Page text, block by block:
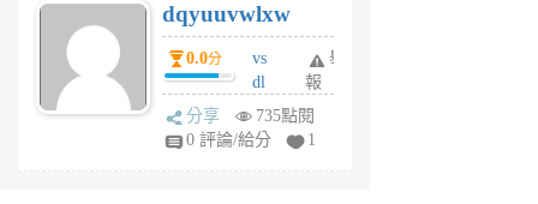
6
個
月
前
dqyuuvwlxw
0.0分
vs
dl
sq
fy
舉
報
分享
735點閱
0 評論/給分
1